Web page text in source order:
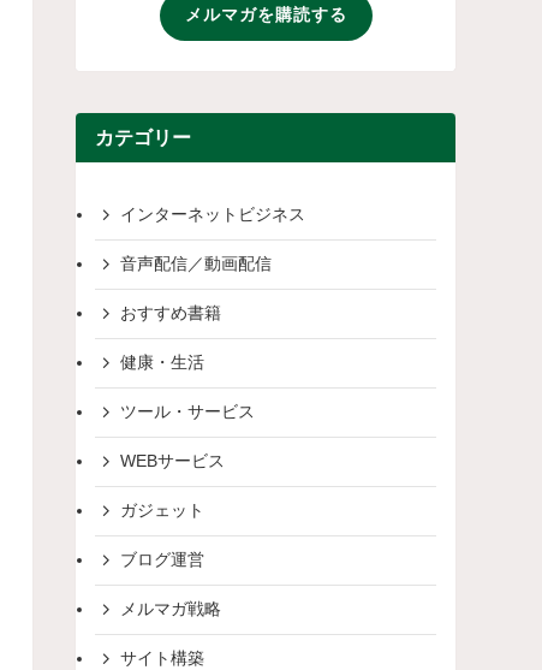
メルマガを購読する
カテゴリー
インターネットビジネス
音声配信／動画配信
おすすめ書籍
健康・生活
ツール・サービス
WEBサービス
ガジェット
ブログ運営
メルマガ戦略
サイト構築